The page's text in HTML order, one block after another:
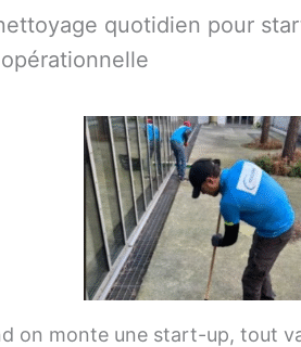
quotidien pour
on monte une start-up, tout